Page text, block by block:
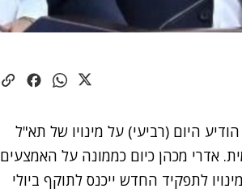
היום (רביעי) על מינויו של תא"ל
אדרי מכהן כיום כממונה על האמצעים
לתפקיד החדש ייכנס לתוקף ביולי